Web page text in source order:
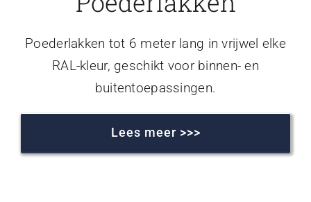
Poederlakken tot 6 meter lang in vrijwel elke
RAL-kleur, geschikt voor binnen- en
buitentoepassingen.
Lees meer >>>